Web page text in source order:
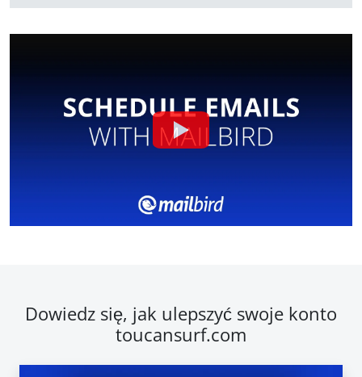
Dowiedz się, jak ulepszyć swoje konto
toucansurf.com